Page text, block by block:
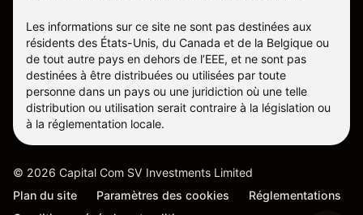
Les informations sur ce site ne sont pas destinées aux
résidents des États-Unis, du Canada et de la Belgique ou
de tout autre pays en dehors de l’EEE, et ne sont pas
destinées à être distribuées ou utilisées par toute
personne dans un pays ou une juridiction où une telle
distribution ou utilisation serait contraire à la législation ou
à la réglementation locale.
© 2026 Capital Com SV Investments Limited
Plan du site
Paramètres des cookies
Réglementations